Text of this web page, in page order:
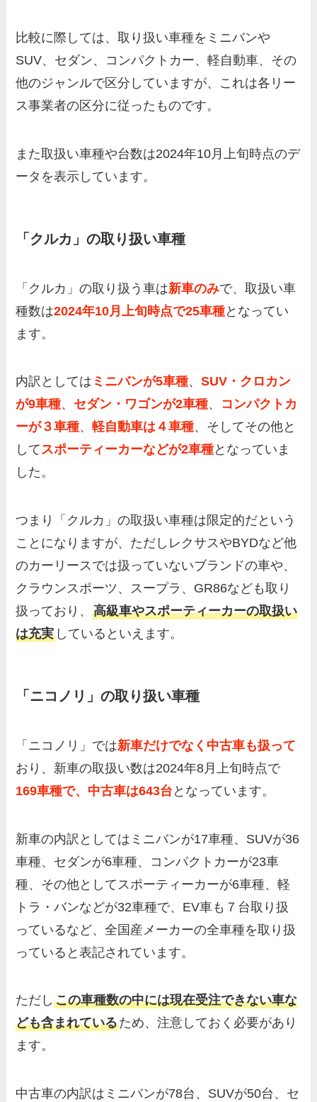
比較に際しては、取り扱い車種をミニバンや
SUV、セダン、コンパクトカー、軽自動車、その
他のジャンルで区分していますが、これは各リー
ス事業者の区分に従ったものです。
また取扱い車種や台数は2024年10月上旬時点のデ
ータを表示しています。
「クルカ」の取り扱い車種
「クルカ」の取り扱う車は新車のみで、取扱い車
種数は2024年10月上旬時点で25車種となってい
ます。
内訳としては ミニバンが5車種、SUV・クロカン
が9車種、 セダン・ワゴンが2車種、 コンパクトカ
ーが３車種、軽自動車は４車種、そしてその他と
してスポーティーカーなどが2車種となっていま
した。
つまり「クルカ」の取扱い車種は限定的だという
ことになりますが、ただしレクサスやBYDなど他
のカーリースでは扱っていないブランドの車や、
クラウンスポーツ、スープラ、GR86なども取り
扱っており、高級車やスポーティーカーの取扱い
は充実 しているといえます。
「ニコノリ」の取り扱い車種
「ニコノリ」では新車だけでなく中古車も扱って
おり、新車の取扱い数は2024年8月上旬時点で
169車種で、中古車は643台 となっています。
新車の内訳としてはミニバンが17車種、SUVが36
車種、セダンが6車種、コンパクトカーが23車
種、その他としてスポーティーカーが6車種、軽
トラ・バンなどが32車種で、EV車も７台取り扱
っているなど、全国産メーカーの全車種を取り扱
っていると表記されています。
ただしこの車種数の中には現在受注できない車な
ども含まれているため、注意しておく必要があり
ます。
中古車の内訳はミニバンが78台、SUVが50台、セ